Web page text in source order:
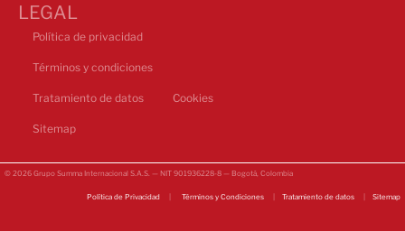
LEGAL
Política de privacidad
Términos y condiciones
Tratamiento de datos Cookies
Sitemap
© 2026 Grupo Summa Internacional S.A.S. — NIT 901936228-8 — Bogotá, Colombia
Política de Privacidad Términos y Condiciones Tratamiento de datos Sitemap